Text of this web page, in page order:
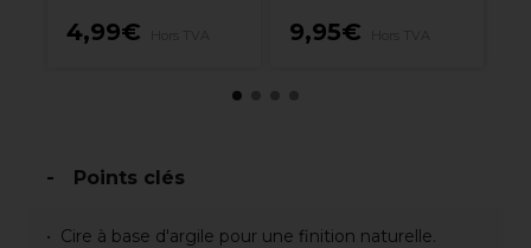
4,99€ 9,95€
Points clés
Cire à base d'argile pour une finition naturelle.